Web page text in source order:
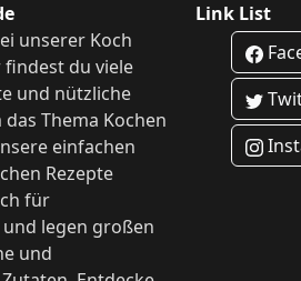
unserer Koch
findest du viele
und nützliche
Thema Kochen
einfachen
Rezepte
für
legen großen
und
Link List